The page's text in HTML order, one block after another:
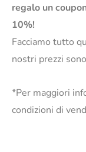
regalo un
10%!
Facciamo tutto
nostri prezzi
*Per maggiori
condizioni di